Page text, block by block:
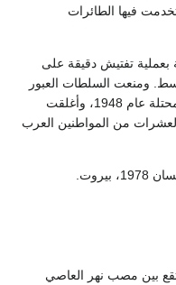
فيها الطائرات
تفتيش دقيقة على
ومنعت السلطات العبور
من الضفة الغربية إلى داخل فلسطين المحتلة عام 1948، وأغلقت
من المواطنين العرب
بين مصب نهر العاصي